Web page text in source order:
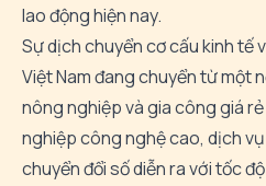
lao động hiện nay.
Sự dịch chuyển cơ cấu kinh tế
Việt Nam đang chuyển từ một
nông nghiệp và gia công giá
nghiệp công nghệ cao, dịch
chuyển đổi số diễn ra với tốc